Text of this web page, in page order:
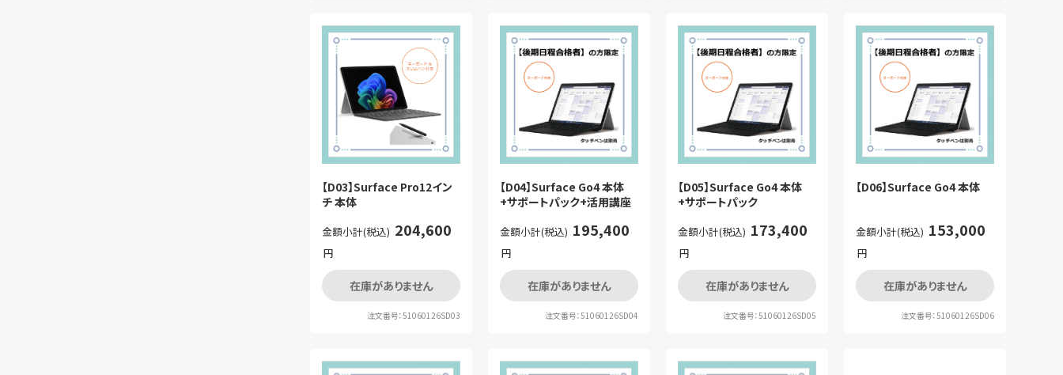
【D03】Surface Pro12イン
チ 本体
金額小計(税込) 204,600
円
在庫がありません
注文番号：51060126SD03
【D04】Surface Go4 本体
+サポートパック+活用講座
金額小計(税込) 195,400
円
在庫がありません
注文番号：51060126SD04
【D05】Surface Go4 本体
+サポートパック
金額小計(税込) 173,400
円
在庫がありません
注文番号：51060126SD05
【D06】Surface Go4 本体
金額小計(税込) 153,000
円
在庫がありません
注文番号：51060126SD06